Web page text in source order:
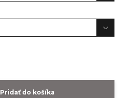
Pridať do košíka